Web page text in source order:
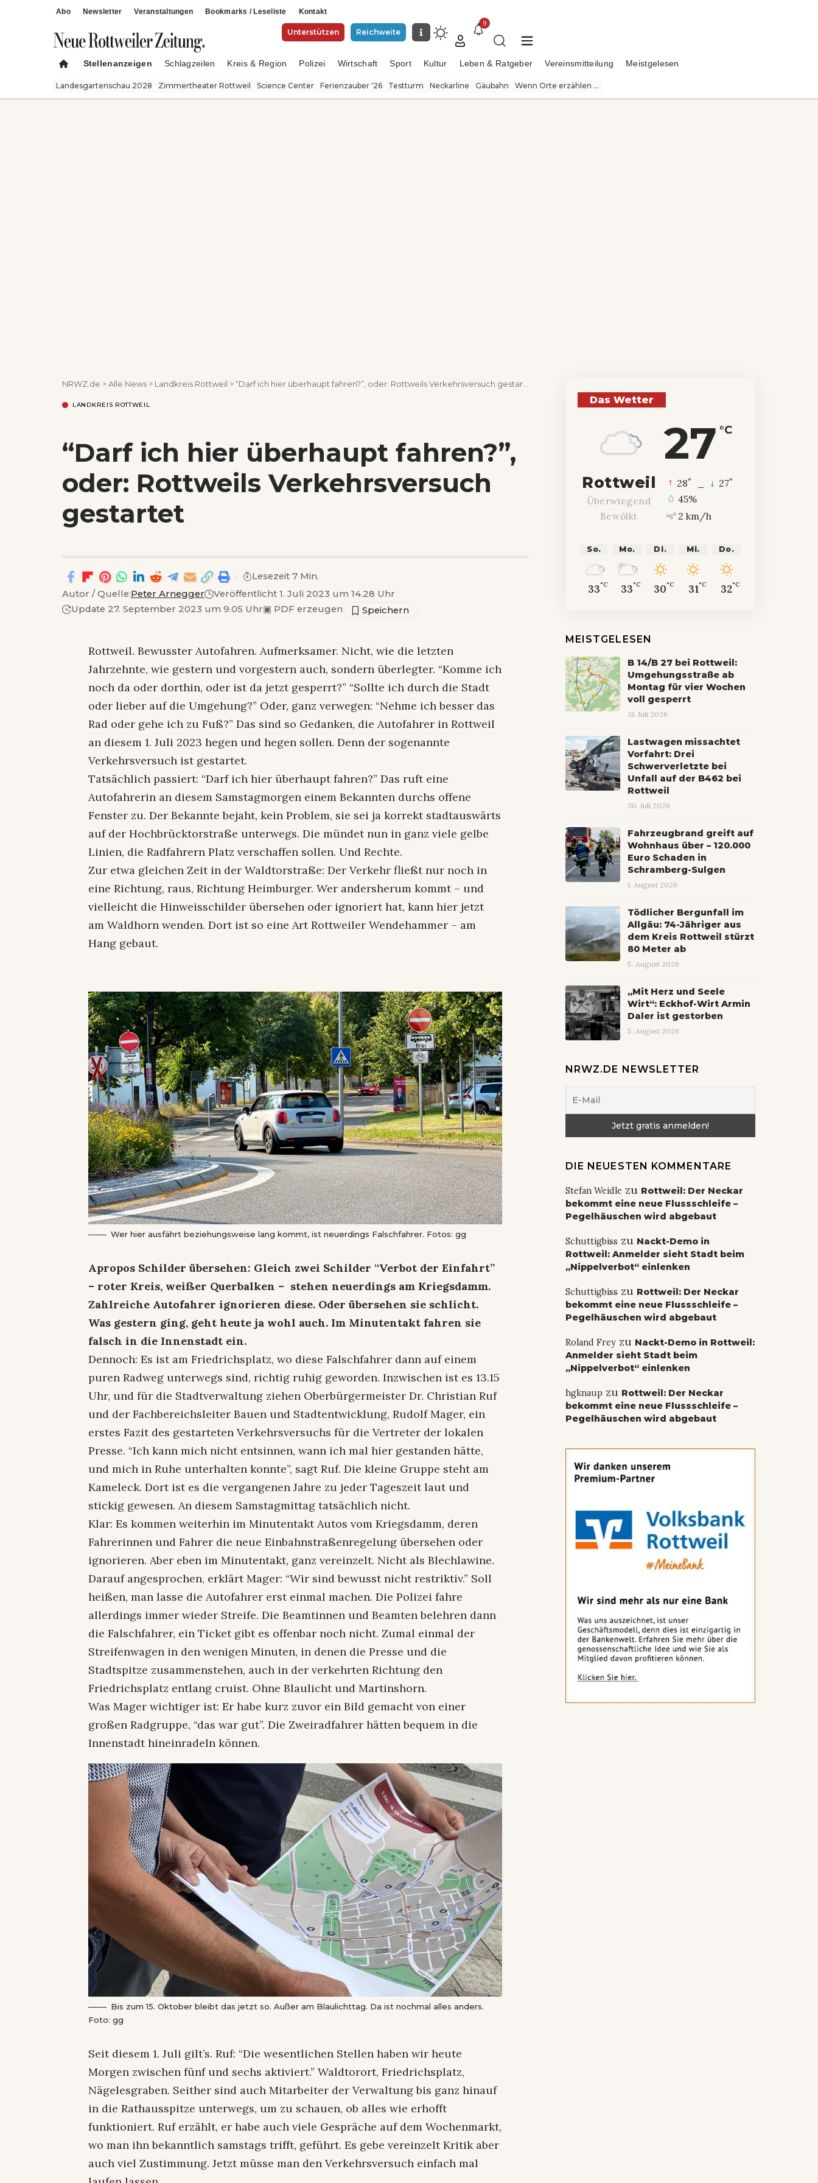
Abo Newsletter Veranstaltungen Bookmarks / Leseliste Kontakt
Unterstützen Reichweite
9
Stellenanzeigen Schlagzeilen Kreis & Region Polizei Wirtschaft Sport Kultur Leben & Ratgeber Vereinsmitteilung Meistgelesen
Landesgartenschau 2028 Zimmertheater Rottweil Science Center Ferienzauber '26 Testturm Neckarline Gäubahn Wenn Orte erzählen ...
NRWZ.de >Alle News > Landkreis Rottweil >“Darf ich hier überhaupt fahren?”, oder: Rottweils Verkehrsversuch gestartet
LANDKREIS ROTTWEIL
“Darf ich hier überhaupt fahren?”,
oder: Rottweils Verkehrsversuch
gestartet
Autor / Quelle:Peter Arnegger
Veröffentlicht 1. Juli 2023 um 14.28 Uhr
Update 27. September 2023 um 9.05 Uhr▣ PDF erzeugen
Lesezeit 7 Min.
Rottweil. Bewusster Autofahren. Aufmerksamer. Nicht, wie die letzten
Jahrzehnte, wie gestern und vorgestern auch, sondern überlegter. “Komme ich
noch da oder dorthin, oder ist da jetzt gesperrt?” “Sollte ich durch die Stadt
oder lieber auf die Umgehung?” Oder, ganz verwegen: “Nehme ich besser das
Rad oder gehe ich zu Fuß?” Das sind so Gedanken, die Autofahrer in Rottweil
an diesem 1. Juli 2023 hegen und hegen sollen. Denn der sogenannte
Verkehrsversuch ist gestartet.
Tatsächlich passiert: “Darf ich hier überhaupt fahren?” Das ruft eine
Autofahrerin an diesem Samstagmorgen einem Bekannten durchs offene
Fenster zu. Der Bekannte bejaht, kein Problem, sie sei ja korrekt stadtauswärts
auf der Hochbrücktorstraße unterwegs. Die mündet nun in ganz viele gelbe
Linien, die Radfahrern Platz verschaffen sollen. Und Rechte.
Zur etwa gleichen Zeit in der Waldtorstraße: Der Verkehr fließt nur noch in
eine Richtung, raus, Richtung Heimburger. Wer andersherum kommt – und
vielleicht die Hinweisschilder übersehen oder ignoriert hat, kann hier jetzt
am Waldhorn wenden. Dort ist so eine Art Rottweiler Wendehammer – am
Hang gebaut.
Wer hier ausfährt beziehungsweise lang kommt, ist neuerdings Falschfahrer. Fotos: gg
Apropos Schilder übersehen: Gleich zwei Schilder “Verbot der Einfahrt”
– roter Kreis, weißer Querbalken – stehen neuerdings am Kriegsdamm.
Zahlreiche Autofahrer ignorieren diese. Oder übersehen sie schlicht.
Was gestern ging, geht heute ja wohl auch. Im Minutentakt fahren sie
falsch in die Innenstadt ein.
Dennoch: Es ist am Friedrichsplatz, wo diese Falschfahrer dann auf einem
puren Radweg unterwegs sind, richtig ruhig geworden. Inzwischen ist es 13.15
Uhr, und für die Stadtverwaltung ziehen Oberbürgermeister Dr. Christian Ruf
und der Fachbereichsleiter Bauen und Stadtentwicklung, Rudolf Mager, ein
erstes Fazit des gestarteten Verkehrsversuchs für die Vertreter der lokalen
Presse. “Ich kann mich nicht entsinnen, wann ich mal hier gestanden hätte,
und mich in Ruhe unterhalten konnte”, sagt Ruf. Die kleine Gruppe steht am
Kameleck. Dort ist es die vergangenen Jahre zu jeder Tageszeit laut und
stickig gewesen. An diesem Samstagmittag tatsächlich nicht.
Klar: Es kommen weiterhin im Minutentakt Autos vom Kriegsdamm, deren
Fahrerinnen und Fahrer die neue Einbahnstraßenregelung übersehen oder
ignorieren. Aber eben im Minutentakt, ganz vereinzelt. Nicht als Blechlawine.
Darauf angesprochen, erklärt Mager: “Wir sind bewusst nicht restriktiv.” Soll
heißen, man lasse die Autofahrer erst einmal machen. Die Polizei fahre
allerdings immer wieder Streife. Die Beamtinnen und Beamten belehren dann
die Falschfahrer, ein Ticket gibt es offenbar noch nicht. Zumal einmal der
Streifenwagen in den wenigen Minuten, in denen die Presse und die
Stadtspitze zusammenstehen, auch in der verkehrten Richtung den
Friedrichsplatz entlang cruist. Ohne Blaulicht und Martinshorn.
Was Mager wichtiger ist: Er habe kurz zuvor ein Bild gemacht von einer
großen Radgruppe, “das war gut”. Die Zweiradfahrer hätten bequem in die
Innenstadt hineinradeln können.
Bis zum 15. Oktober bleibt das jetzt so. Außer am Blaulichttag. Da ist nochmal alles anders.
Foto: gg
Seit diesem 1. Juli gilt’s. Ruf: “Die wesentlichen Stellen haben wir heute
Morgen zwischen fünf und sechs aktiviert.” Waldtorort, Friedrichsplatz,
Nägelesgraben. Seither sind auch Mitarbeiter der Verwaltung bis ganz hinauf
in die Rathausspitze unterwegs, um zu schauen, ob alles wie erhofft
funktioniert. Ruf erzählt, er habe auch viele Gespräche auf dem Wochenmarkt,
wo man ihn bekanntlich samstags trifft, geführt. Es gebe vereinzelt Kritik aber
auch viel Zustimmung. Jetzt müsse man den Verkehrsversuch einfach mal
Das Wetter
27 °C
Rottweil
Überwiegend
Bewölkt
28° 27°
45%
2 km/h
So.
33°C
Mo.
33°C
Di.
30°C
Mi.
31°C
Do.
32°C
MEISTGELESEN
B 14/B 27 bei Rottweil:
Umgehungsstraße ab
Montag für vier Wochen
voll gesperrt
31. Juli 2026
Lastwagen missachtet
Vorfahrt: Drei
Schwerverletzte bei
Unfall auf der B462 bei
Rottweil
30. Juli 2026
Fahrzeugbrand greift auf
Wohnhaus über – 120.000
Euro Schaden in
Schramberg-Sulgen
1. August 2026
Tödlicher Bergunfall im
Allgäu: 74-Jähriger aus
dem Kreis Rottweil stürzt
80 Meter ab
5. August 2026
„Mit Herz und Seele
Wirt“: Eckhof-Wirt Armin
Daler ist gestorben
5. August 2026
NRWZ.DE NEWSLETTER
DIE NEUESTEN KOMMENTARE
Stefan Weidle zu Rottweil: Der Neckar
bekommt eine neue Flussschleife –
Pegelhäuschen wird abgebaut
Schuttigbiss zu Nackt-Demo in
Rottweil: Anmelder sieht Stadt beim
„Nippelverbot“ einlenken
Schuttigbiss zu Rottweil: Der Neckar
bekommt eine neue Flussschleife –
Pegelhäuschen wird abgebaut
Roland Freyzu Nackt-Demo in Rottweil:
Anmelder sieht Stadt beim
„Nippelverbot“ einlenken
hgknaupzu Rottweil: Der Neckar
bekommt eine neue Flussschleife –
Pegelhäuschen wird abgebaut